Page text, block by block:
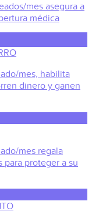
mes asegura a
médica
mes, habilita
dinero y ganen
mes regala
para proteger a su